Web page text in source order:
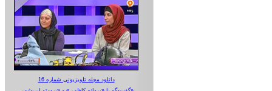
دانلود مجله تلویزیونی شماره 16